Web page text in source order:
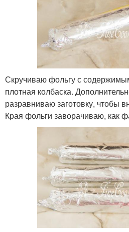
Скручиваю фольгу с
плотная колбаска.
разравниваю заготовку, чтобы
Края фольги заворачиваю, как